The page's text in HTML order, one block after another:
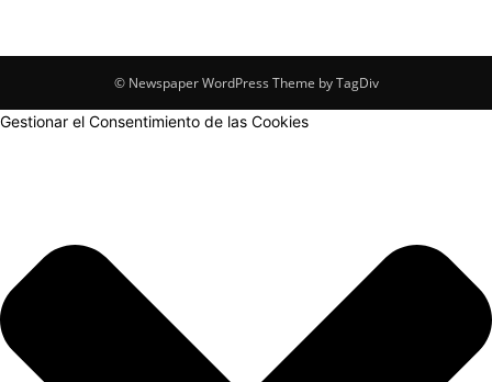
© Newspaper WordPress Theme by TagDiv
Gestionar el Consentimiento de las Cookies